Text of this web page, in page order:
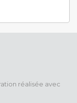
réalisée avec